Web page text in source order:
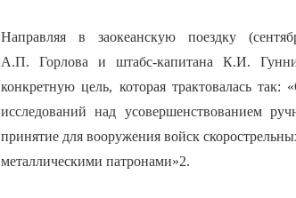
Направляя в заокеанскую поездку
А.П. Горлова и штабс-капитана К.И.
конкретную цель, которая трактовалась
исследований над усовершенствованием
принятие для вооружения войск
металлическими патронами»2.